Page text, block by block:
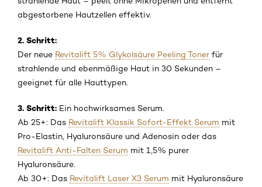
abgestorbene Hautzellen effektiv.
2. Schritt:
Der neue Revitalift 5% Glykolsäure Peeling Toner für
strahlende und ebenmäßige Haut in 30 Sekunden –
geeignet für alle Hauttypen.
3. Schritt: Ein hochwirksames Serum.
Ab 25+: Das Revitalift Klassik Sofort-Effekt Serum mit
Pro-Elastin, Hyaluronsäure und Adenosin oder das
Revitalift Anti-Falten Serum mit 1,5% purer
Hyaluronsäure.
Ab 30+: Das Revitalift Laser X3 Serum mit Hyaluronsäure